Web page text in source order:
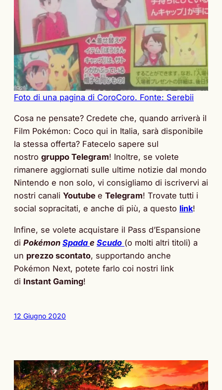
Foto di una pagina di CoroCoro. Fonte: Serebii
Cosa ne pensate? Credete che, quando arriverà il
Film Pokémon: Coco qui in Italia, sarà disponibile
la stessa offerta? Fatecelo sapere sul
nostro gruppo Telegram! Inoltre, se volete
rimanere aggiornati sulle ultime notizie dal mondo
Nintendo e non solo, vi consigliamo di iscrivervi ai
nostri canali Youtube e Telegram! Trovate tutti i
social sopracitati, e anche di più, a questo link!
Infine, se volete acquistare il Pass d’Espansione
di Pokémon Spada e Scudo (o molti altri titoli) a
un prezzo scontato, supportando anche
Pokémon Next, potete farlo coi nostri link
di Instant Gaming!
12 Giugno 2020